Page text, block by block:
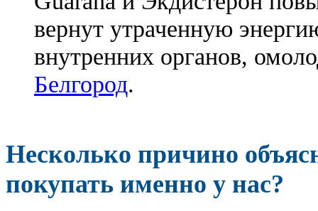
вернут утраченную
внутренних органов,
Белгород.
Несколько причино
покупать именно у нас?